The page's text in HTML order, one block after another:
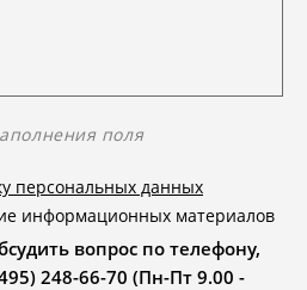
поля
персональных данных
информационных материалов
вопрос по телефону,
248-66-70 (Пн-Пт 9.00 -